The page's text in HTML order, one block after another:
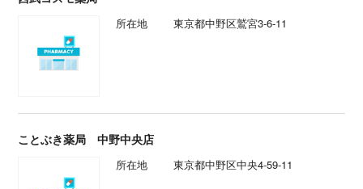
所在地 東京都中野区鷲宮3-6-11
ことぶき薬局 中野中央店
所在地 東京都中野区中央4-59-11